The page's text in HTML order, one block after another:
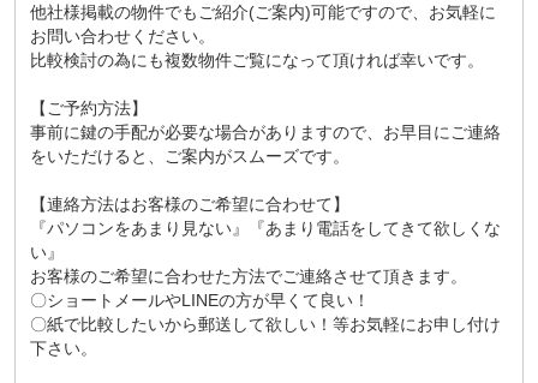
他社様掲載の物件でもご紹介(ご案内)可能ですので、お気軽に
お問い合わせください。
比較検討の為にも複数物件ご覧になって頂ければ幸いです。
【ご予約方法】
事前に鍵の手配が必要な場合がありますので、お早目にご連絡
をいただけると、ご案内がスムーズです。
【連絡方法はお客様のご希望に合わせて】
『パソコンをあまり見ない』『あまり電話をしてきて欲しくな
い』
お客様のご希望に合わせた方法でご連絡させて頂きます。
〇ショートメールやLINEの方が早くて良い！
〇紙で比較したいから郵送して欲しい！等お気軽にお申し付け
下さい。